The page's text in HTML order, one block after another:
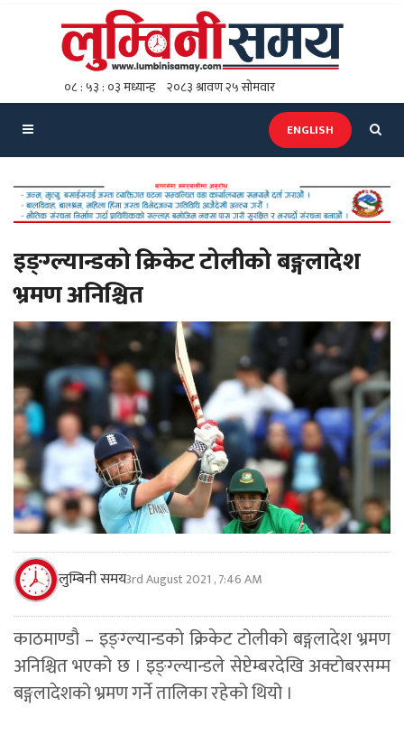
ENGLISH
इङ्ग्ल्यान्डकाे क्रिकेट टोलीको बङ्गलादेश
भ्रमण अनिश्चित
लुम्बिनी समय3rd August 2021 , 7:46 AM
काठमाण्डाै – इङ्ग्ल्यान्डकाे क्रिकेट टोलीको बङ्गलादेश भ्रमण
अनिश्चित भएको छ । इङ्ग्ल्यान्डले सेप्टेम्बरदेखि अक्टोबरसम्म
बङ्गलादेशको भ्रमण गर्ने तालिका रहेको थियो ।